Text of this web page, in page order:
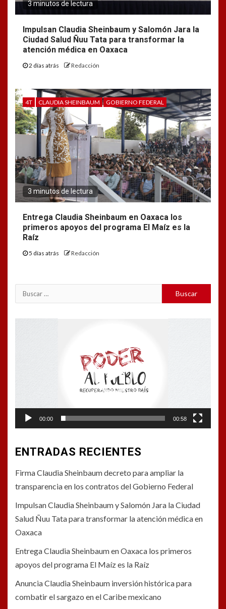
3 minutos de lectura
Impulsan Claudia Sheinbaum y Salomón Jara la
Ciudad Salud Ñuu Tata para transformar la
atención médica en Oaxaca
2 días atrás Redacción
4T CLAUDIA SHEINBAUM GOBIERNO FEDERAL
3 minutos de lectura
Entrega Claudia Sheinbaum en Oaxaca los
primeros apoyos del programa El Maíz es la
Raíz
5 días atrás Redacción
Buscar:
00:00 00:58
ENTRADAS RECIENTES
Firma Claudia Sheinbaum decreto para ampliar la
transparencia en los contratos del Gobierno Federal
Impulsan Claudia Sheinbaum y Salomón Jara la Ciudad
Salud Ñuu Tata para transformar la atención médica en
Oaxaca
Entrega Claudia Sheinbaum en Oaxaca los primeros
apoyos del programa El Maíz es la Raíz
Anuncia Claudia Sheinbaum inversión histórica para
combatir el sargazo en el Caribe mexicano